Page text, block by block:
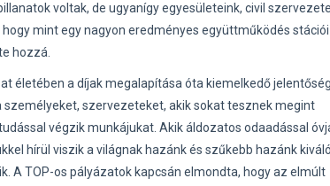
voltak, de ugyanígy egyesületeink, civil
mint egy nagyon eredményes együttműködés stációi
hozzá.
életében a díjak megalapítása óta kiemelkedő
szervezeteket, akik sokat tesznek megint
végzik munkájukat. Akik áldozatos odaadással
hírül viszik a világnak hazánk és szűkebb hazánk kiváló
A TOP-os pályázatok kapcsán elmondta, hogy az elmúlt